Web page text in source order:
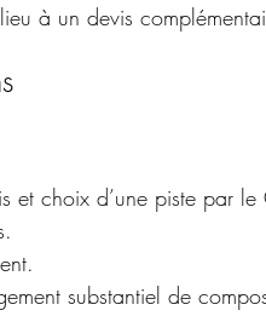
à un devis
et choix d’une piste par le
substantiel de